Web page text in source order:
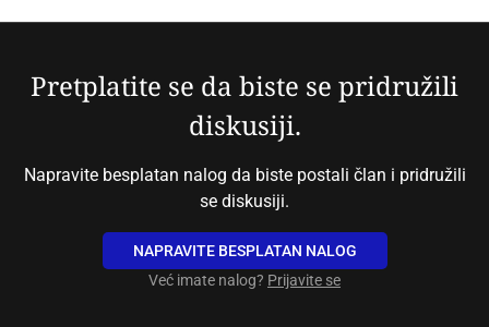
Pretplatite se da biste se pridružili
diskusiji.
Napravite besplatan nalog da biste postali član i pridružili
se diskusiji.
NAPRAVITE BESPLATAN NALOG
Već imate nalog? Prijavite se